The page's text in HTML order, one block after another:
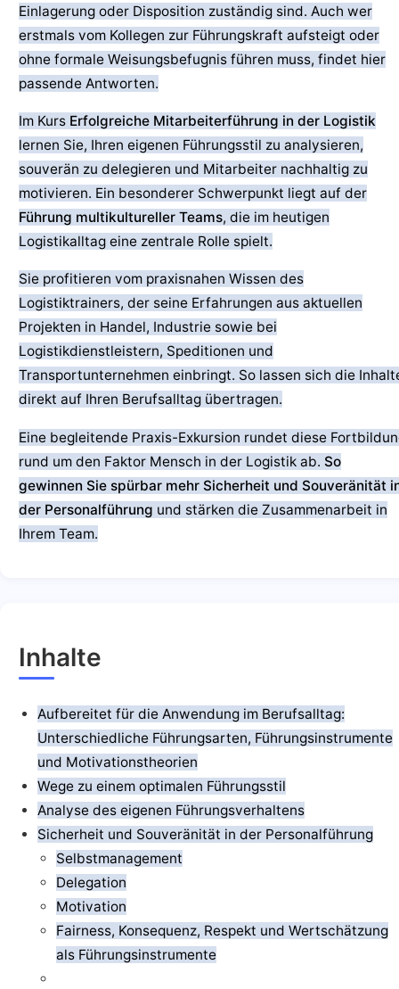
Einlagerung oder Disposition zuständig sind. Auch wer
erstmals vom Kollegen zur Führungskraft aufsteigt oder
ohne formale Weisungsbefugnis führen muss, findet hier
passende Antworten.
Im Kurs Erfolgreiche Mitarbeiterführung in der Logistik
lernen Sie, Ihren eigenen Führungsstil zu analysieren,
souverän zu delegieren und Mitarbeiter nachhaltig zu
motivieren. Ein besonderer Schwerpunkt liegt auf der
Führung multikultureller Teams, die im heutigen
Logistikalltag eine zentrale Rolle spielt.
Sie profitieren vom praxisnahen Wissen des
Logistiktrainers, der seine Erfahrungen aus aktuellen
Projekten in Handel, Industrie sowie bei
Logistikdienstleistern, Speditionen und
Transportunternehmen einbringt. So lassen sich die
direkt auf Ihren Berufsalltag übertragen.
Eine begleitende Praxis-Exkursion rundet diese
rund um den Faktor Mensch in der Logistik ab. So
gewinnen Sie spürbar mehr Sicherheit und Souveränität
der Personalführung und stärken die Zusammenarbeit in
Ihrem Team.
Inhalte
Aufbereitet für die Anwendung im Berufsalltag:
Unterschiedliche Führungsarten, Führungsinstrumente
und Motivationstheorien
Wege zu einem optimalen Führungsstil
Analyse des eigenen Führungsverhaltens
Sicherheit und Souveränität in der Personalführung
Selbstmanagement
Delegation
Motivation
Fairness, Konsequenz, Respekt und Wertschätzung
als Führungsinstrumente